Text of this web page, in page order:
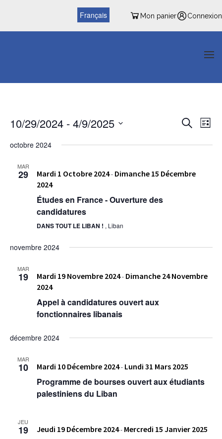
Mon panier Connexion
Français
et
de
Recherche
Liste
10/29/2024 - 4/9/2025
une
octobre 2024
MAR
29 Mardi 1 Octobre 2024- Dimanche 15 Décembre
2024
Études en France - Ouverture des
candidatures
DANS TOUT LE LIBAN ! , Liban
novembre 2024
MAR
19 Mardi 19 Novembre 2024- Dimanche 24 Novembre
2024
Appel à candidatures ouvert aux
fonctionnaires libanais
décembre 2024
MAR
10 Mardi 10 Décembre 2024- Lundi 31 Mars 2025
Programme de bourses ouvert aux étudiants
palestiniens du Liban
JEU
19 Jeudi 19 Décembre 2024- Mercredi 15 Janvier 2025